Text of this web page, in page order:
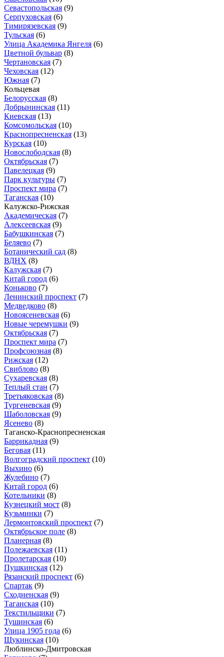
Севастопольская (9)
Серпуховская (6)
Тимирязевская (9)
Тульская (6)
Улица Академика Янгеля (6)
Цветной бульвар (8)
Чертановская (7)
Чеховская (12)
Южная (7)
Кольцевая
Белорусская (8)
Добрынинская (11)
Киевская (13)
Комсомольская (10)
Краснопресненская (13)
Курская (10)
Новослободская (8)
Октябрьская (7)
Павелецкая (9)
Парк культуры (7)
Проспект мира (7)
Таганская (10)
Калужско-Рижская
Академическая (7)
Алексеевская (9)
Бабушкинская (7)
Беляево (7)
Ботанический сад (8)
ВДНХ (8)
Калужская (7)
Китай город (6)
Коньково (7)
Ленинский проспект (7)
Медведково (8)
Новоясеневская (6)
Новые черемушки (9)
Октябрьская (7)
Проспект мира (7)
Профсоюзная (8)
Рижская (12)
Свиблово (8)
Сухаревская (8)
Теплый стан (7)
Третьяковская (8)
Тургеневская (9)
Шаболовская (9)
Ясенево (8)
Таганско-Краснопресненская
Баррикадная (9)
Беговая (11)
Волгоградский проспект (10)
Выхино (6)
Жулебино (7)
Китай город (6)
Котельники (8)
Кузнецкий мост (8)
Кузьминки (7)
Лермонтовский проспект (7)
Октябрьское поле (8)
Планерная (8)
Полежаевская (11)
Пролетарская (10)
Пушкинская (12)
Рязанский проспект (6)
Спартак (9)
Сходненская (9)
Таганская (10)
Текстильщики (7)
Тушинская (6)
Улица 1905 года (6)
Щукинская (10)
Люблинско-Дмитровская